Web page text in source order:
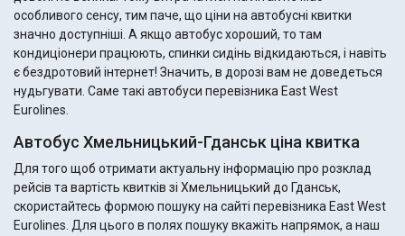
особливого сенсу, тим паче, що ціни на автобусні квитки
значно доступніші. А якщо автобус хороший, то там
кондиціонери працюють, спинки сидінь відкидаються, і навіть
є бездротовий інтернет! Значить, в дорозі вам не доведеться
нудьгувати. Саме такі автобуси перевізника East West
Eurolines.
Автобус Хмельницький-Гданськ ціна квитка
Для того щоб отримати актуальну інформацію про розклад
рейсів та вартість квитків зі Хмельницький до Гданськ,
скористайтесь формою пошуку на сайті перевізника East West
Eurolines. Для цього в полях пошуку вкажіть напрямок, а наш